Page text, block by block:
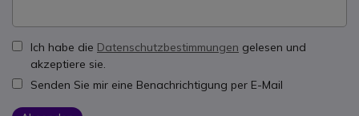
Ich habe die Datenschutzbestimmungen gelesen und
akzeptiere sie.
Senden Sie mir eine Benachrichtigung per E-Mail